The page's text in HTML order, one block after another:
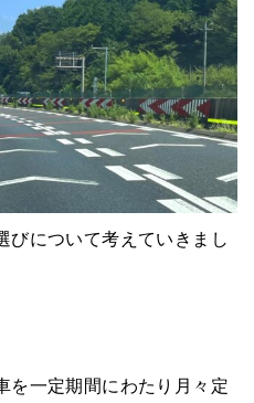
びについて考えていきまし
を一定期間にわたり月々定